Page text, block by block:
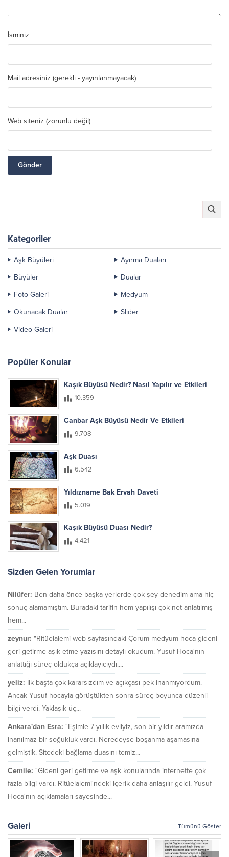
İsminiz
Mail adresiniz (gerekli - yayınlanmayacak)
Web siteniz (zorunlu değil)
Kategoriler
Aşk Büyüleri
Ayırma Duaları
Büyüler
Dualar
Foto Galeri
Medyum
Okunacak Dualar
Slider
Video Galeri
Popüler Konular
Kaşık Büyüsü Nedir? Nasıl Yapılır ve Etkileri
10.359
Canbar Aşk Büyüsü Nedir Ve Etkileri
9.708
Aşk Duası
6.542
Yıldızname Bak Ervah Daveti
5.019
Kaşık Büyüsü Duası Nedir?
4.421
Sizden Gelen Yorumlar
Nilüfer: Ben daha önce başka yerlerde çok şey denedim ama hiç
sonuç alamamıştım. Buradaki tarifin hem yapılışı çok net anlatılmış
hem...
zeynur: "Ritüelalemi web sayfasındaki Çorum medyum hoca gideni
geri getirme aşık etme yazısını detaylı okudum. Yusuf Hoca'nın
anlattığı süreç oldukça açıklayıcıydı....
yeliz: İlk başta çok kararsızdım ve açıkçası pek inanmıyordum.
Ancak Yusuf hocayla görüştükten sonra süreç boyunca düzenli
bilgi verdi. Yaklaşık üç...
Ankara'dan Esra: "Eşimle 7 yıllık evliyiz, son bir yıldır aramızda
inanılmaz bir soğukluk vardı. Neredeyse boşanma aşamasına
gelmiştik. Sitedeki bağlama duasını temiz...
Cemile: "Gideni geri getirme ve aşk konularında internette çok
fazla bilgi vardı. Ritüelalemi'ndeki içerik daha anlaşılır geldi. Yusuf
Hoca'nın açıklamaları sayesinde...
Galeri Tümünü Göster